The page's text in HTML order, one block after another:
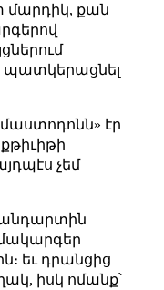
մարդիկ, քան
պատկերացնել
էր
չեմ
եւ դրանցից
իսկ ոմանք՝